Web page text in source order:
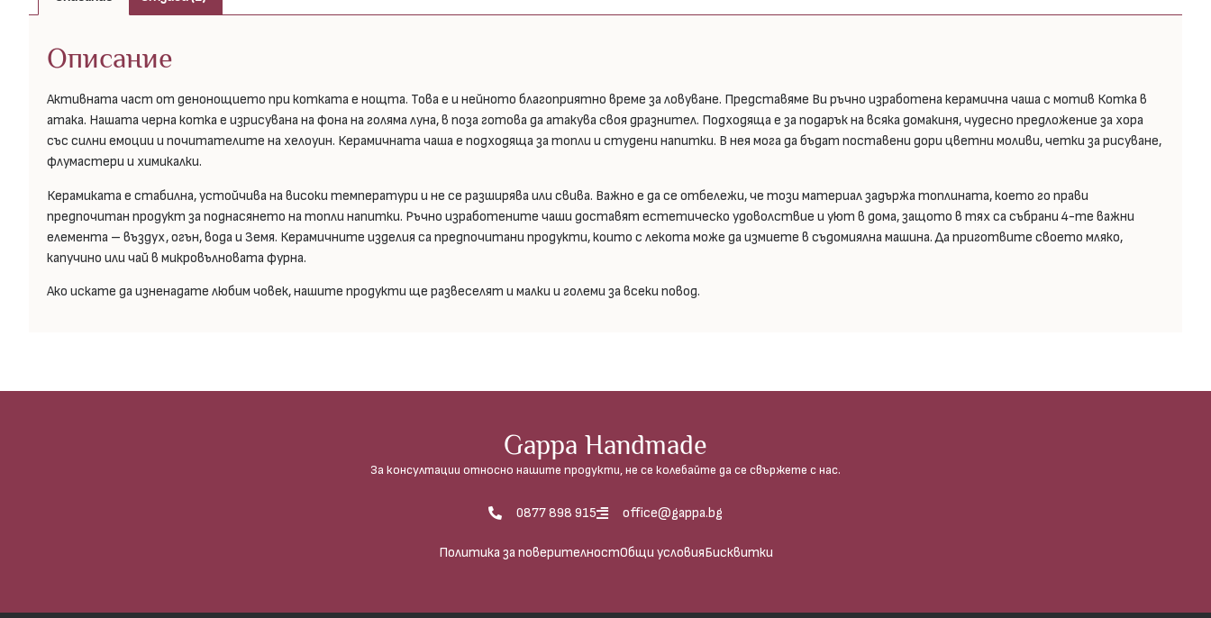
Описание
Активната част от денонощието при котката е нощта. Това е и нейното благоприятно време за ловуване. Представяме Ви ръчно изработена керамична чаша с мотив Котка в
атака. Нашата черна котка е изрисувана на фона на голяма луна, в поза готова да атакува своя дразнител. Подходяща е за подарък на всяка домакиня, чудесно предложение за хора
със силни емоции и почитателите на хелоуин. Керамичната чаша е подходяща за топли и студени напитки. В нея мога да бъдат поставени дори цветни моливи, четки за рисуване,
флумастери и химикалки.
Керамиката е стабилна, устойчива на високи температури и не се разширява или свива. Важно е да се отбележи, че този материал задържа топлината, което го прави
предпочитан продукт за поднасянето на топли напитки. Ръчно изработените чаши доставят естетическо удоволствие и уют в дома, защото в тях са събрани 4-те важни
елемента – въздух, огън, вода и Земя. Керамичните изделия са предпочитани продукти, които с лекота може да измиете в съдомиялна машина. Да приготвите своето мляко,
капучино или чай в микровълновата фурна.
Ако искате да изненадате любим човек, нашите продукти ще развеселят и малки и големи за всеки повод.
Gappa Handmade
За консултации относно нашите продукти, не се колебайте да се свържете с нас.
0877 898 915 office@gappa.bg
Политика за поверителностОбщи условия Бисквитки